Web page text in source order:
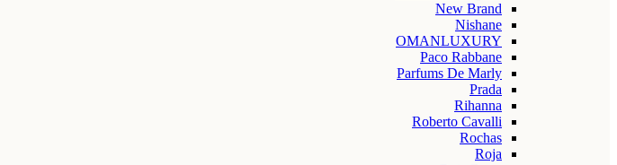
New Brand
Nishane
OMANLUXURY
Paco Rabbane
Parfums De Marly
Prada
Rihanna
Roberto Cavalli
Rochas
Roja